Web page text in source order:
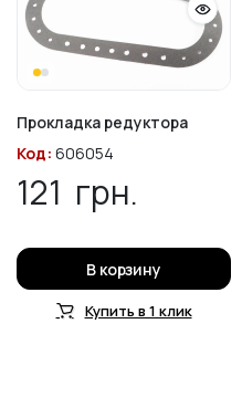
Прокладка редуктора
Код: 606054
121 грн.
В корзину
Купить в 1 клик